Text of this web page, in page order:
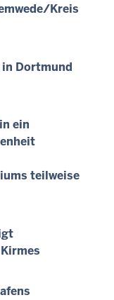
Kreis
Dortmund
ein
teilweise